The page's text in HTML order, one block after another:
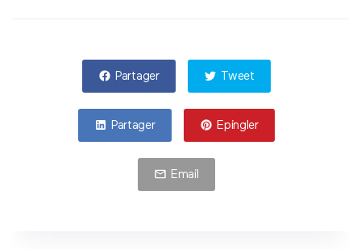
Partager Tweet
Partager Epingler
Email